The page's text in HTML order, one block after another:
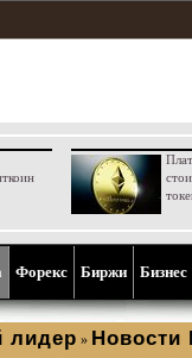
Форекс Биржи Бизнес
лидер » Новости